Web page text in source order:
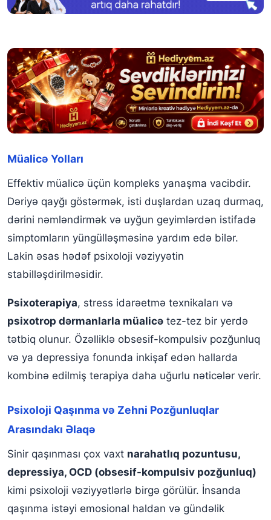
Müalicə Yolları
Effektiv müalicə üçün kompleks yanaşma vacibdir.
Dəriyə qayğı göstərmək, isti duşlardan uzaq durmaq,
dərini nəmləndirmək və uyğun geyimlərdən istifadə
simptomların yüngülləşməsinə yardım edə bilər.
Lakin əsas hədəf psixoloji vəziyyətin
stabilləşdirilməsidir.
Psixoterapiya, stress idarəetmə texnikaları və
psixotrop dərmanlarla müalicə tez-tez bir yerdə
tətbiq olunur. Özəlliklə obsesif-kompulsiv pozğunluq
və ya depressiya fonunda inkişaf edən hallarda
kombinə edilmiş terapiya daha uğurlu nəticələr verir.
Psixoloji Qaşınma və Zehni Pozğunluqlar
Arasındakı Əlaqə
Sinir qaşınması çox vaxt narahatlıq pozuntusu,
depressiya, OCD (obsesif-kompulsiv pozğunluq)
kimi psixoloji vəziyyətlərlə birgə görülür. İnsanda
qaşınma istəyi emosional haldan və gündəlik